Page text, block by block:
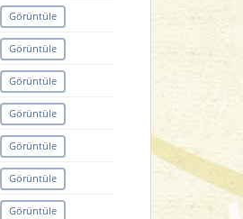
Görüntüle
Görüntüle
Görüntüle
Görüntüle
Görüntüle
Görüntüle
Görüntüle